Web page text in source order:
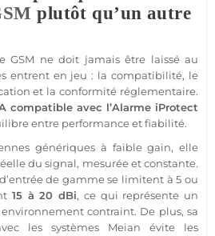
plutôt qu’un autre
GSM ne doit jamais être laissé au
entrent en jeu : la compatibilité, le
et la conformité réglementaire.
compatible avec l’Alarme iProtect
entre performance et fiabilité.
génériques à faible gain, elle
du signal, mesurée et constante.
de gamme se limitent à 5 ou
15 à 20 dBi, ce qui représente un
contraint. De plus, sa
les systèmes Meian évite les